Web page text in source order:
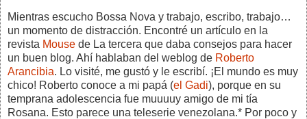
Mientras escucho Bossa Nova y trabajo, escribo, trabajo…
un momento de distracción. Encontré un artículo en la
revista Mouse de La tercera que daba consejos para hacer
un buen blog. Ahí hablaban del weblog de Roberto
Arancibia. Lo visité, me gustó y le escribí. ¡El mundo es muy
chico! Roberto conoce a mi papá (el Gadi), porque en su
temprana adolescencia fue muuuuy amigo de mi tía
Rosana. Esto parece una teleserie venezolana.* Por poco y